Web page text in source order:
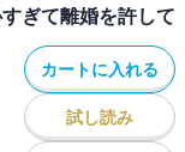
ぎて離婚を許して
カートに入れる
試し読み